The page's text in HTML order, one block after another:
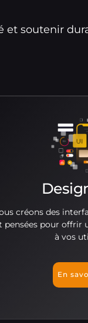
et soutenir
créons des
pensées pour offrir
à vos
En